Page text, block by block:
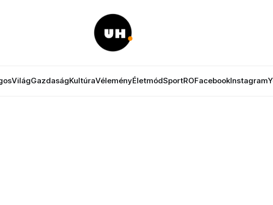
VilágGazdaságKultúraVéleményÉletmódSportROFacebookInstagram